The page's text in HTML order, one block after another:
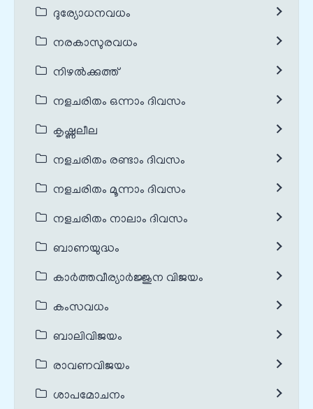
ദുര്യോധനവധം
നരകാസുരവധം
നിഴൽക്കുത്ത്
നളചരിതം ഒന്നാം ദിവസം
കൃഷ്ണലീല
നളചരിതം രണ്ടാം ദിവസം
നളചരിതം മൂന്നാം ദിവസം
നളചരിതം നാലാം ദിവസം
ബാണയുദ്ധം
കാർത്തവീര്യാർജ്ജുന വിജയം
കംസവധം
ബാലിവിജയം
രാവണവിജയം
ശാപമോചനം